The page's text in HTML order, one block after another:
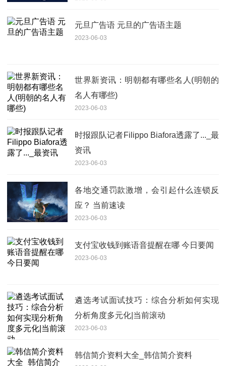
元旦广告语 元旦的广告语主题
2023-06-03
世界新资讯：明朝都有哪些名人(明朝的
名人有哪些)
2023-06-03
时报跟队记者Filippo Biafora透露了..._最
资讯
2023-06-03
各地交通罚款激增，会引起什么连锁反
应？ 当前速读
2023-06-03
支付宝收钱到账语音提醒在哪 今日要闻
2023-06-03
遴选考试面试技巧：综合分析如何实现
分析角度多元化|当前滚动
2023-06-03
韩信简介资料大全_韩信简介资料